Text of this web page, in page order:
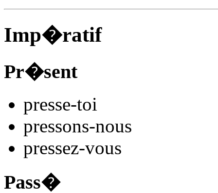
Imp�ratif
Pr�sent
presse-toi
pressons-nous
pressez-vous
Pass�